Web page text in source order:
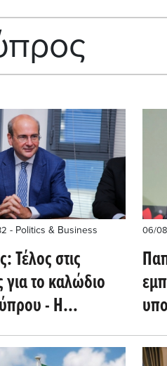
- Politics & Business
Τέλος στις
για το καλώδιο
- Η
ψήφο
06/